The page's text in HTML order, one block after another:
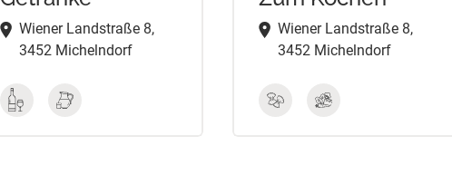
Wiener Landstraße 8,
3452 Michelndorf
Wiener Landstraße 8,
3452 Michelndorf